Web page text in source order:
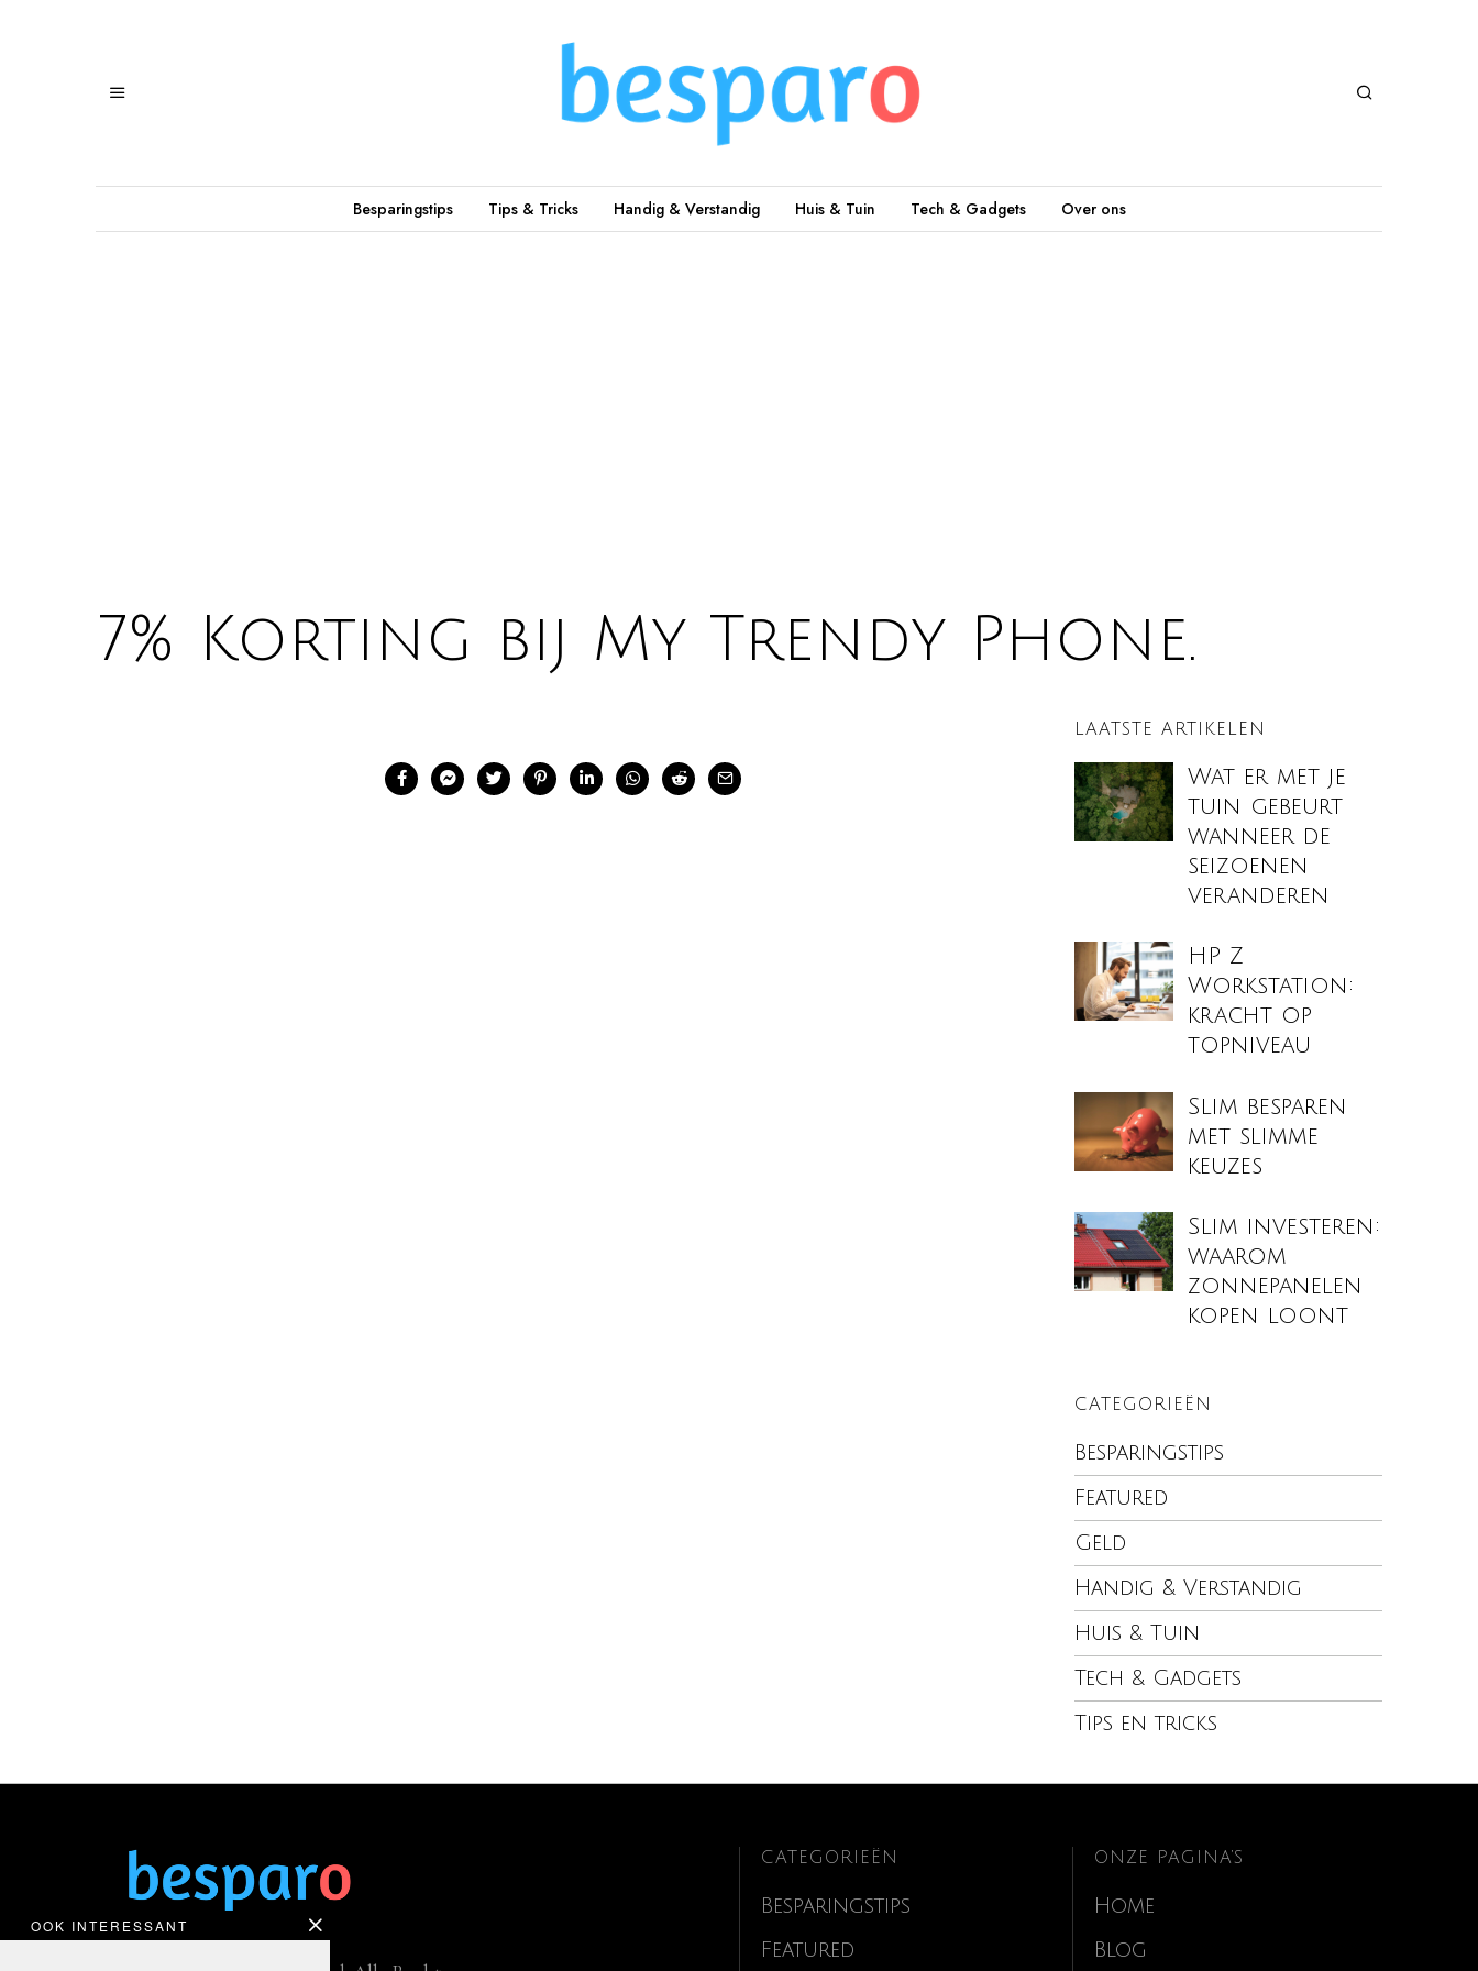
Besparingstips Tips & Tricks Handig & Verstandig Huis & Tuin Tech & Gadgets Over ons
7% Korting bij My Trendy Phone.
LAATSTE ARTIKELEN
Wat er met je
tuin gebeurt
wanneer de
seizoenen
veranderen
HP Z
Workstation:
kracht op
topniveau
Slim besparen
met slimme
keuzes
Slim investeren:
waarom
zonnepanelen
kopen loont
CATEGORIEËN
Besparingstips
Featured
Geld
Handig & Verstandig
Huis & Tuin
Tech & Gadgets
Tips en tricks
OOK INTERESSANT
CATEGORIEËN
Besparingstips
Featured
ONZE PAGINA’S
Home
Blog